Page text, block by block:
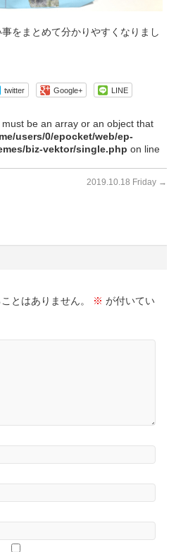
をまとめて分かりやすくなりまし
twitter Google+ LINE
be an array or an object that
users/0/epocket/web/ep-
biz-vektor/single.php on line
2019.10.18 Friday →
とはありません。 ※ が付いてい